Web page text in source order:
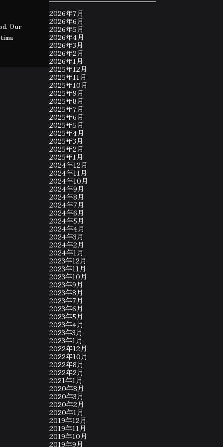
Our
2026年7月
2026年6月
2026年5月
2026年4月
2026年3月
2026年2月
2026年1月
2025年12月
2025年11月
2025年10月
2025年9月
2025年8月
2025年7月
2025年6月
2025年5月
2025年4月
2025年3月
2025年2月
2025年1月
2024年12月
2024年11月
2024年10月
2024年9月
2024年8月
2024年7月
2024年6月
2024年5月
2024年4月
2024年3月
2024年2月
2024年1月
2023年12月
2023年11月
2023年10月
2023年9月
2023年8月
2023年7月
2023年6月
2023年5月
2023年4月
2023年3月
2023年1月
2022年12月
2022年10月
2022年8月
2022年2月
2021年1月
2020年8月
2020年3月
2020年2月
2020年1月
2019年12月
2019年11月
2019年10月
2019年9月